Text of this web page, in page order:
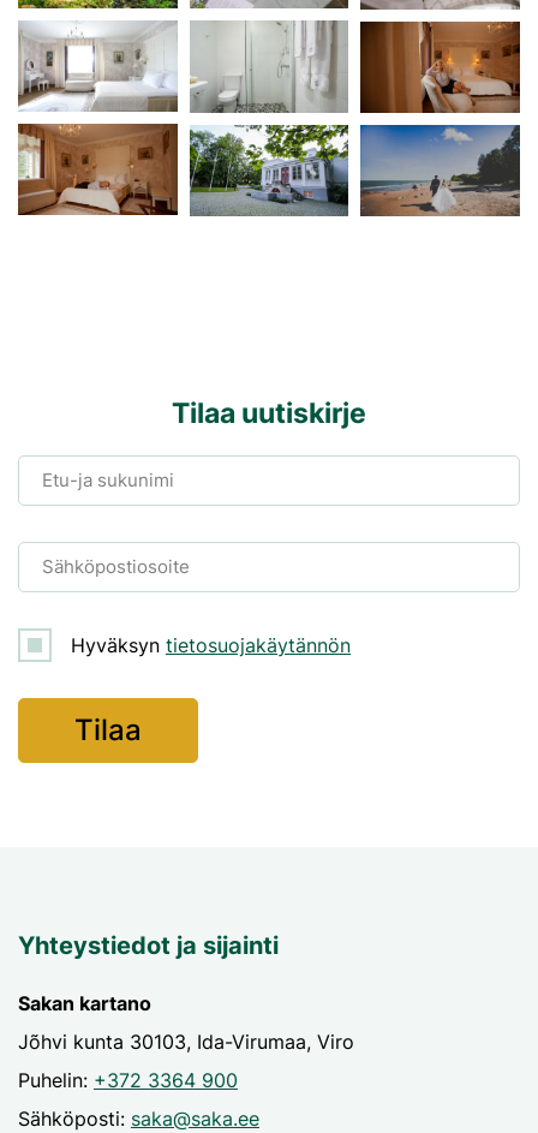
Tilaa uutiskirje
Etu-ja sukunimi
Sähköpostiosoite
Hyväksyn tietosuojakäytännön
Yhteystiedot ja sijainti
Sakan kartano
Jõhvi kunta 30103, Ida-Virumaa, Viro
Puhelin: +372 3364 900
Sähköposti: saka@saka.ee